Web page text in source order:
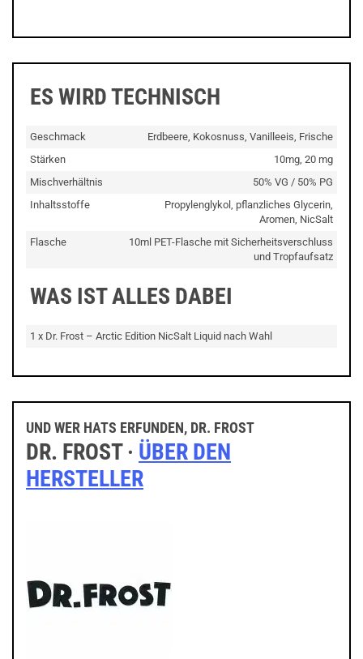
ES WIRD TECHNISCH
Geschmack
Erdbeere, Kokosnuss, Vanilleeis, Frische
Stärken
10mg, 20 mg
Mischverhältnis
50% VG / 50% PG
Inhaltsstoffe
Propylenglykol, pflanzliches Glycerin,
Aromen, NicSalt
Flasche
10ml PET-Flasche mit Sicherheitsverschluss
und Tropfaufsatz
WAS IST ALLES DABEI
1 x Dr. Frost – Arctic Edition NicSalt Liquid nach Wahl
UND WER HATS ERFUNDEN, DR. FROST
DR. FROST · ÜBER DEN
HERSTELLER